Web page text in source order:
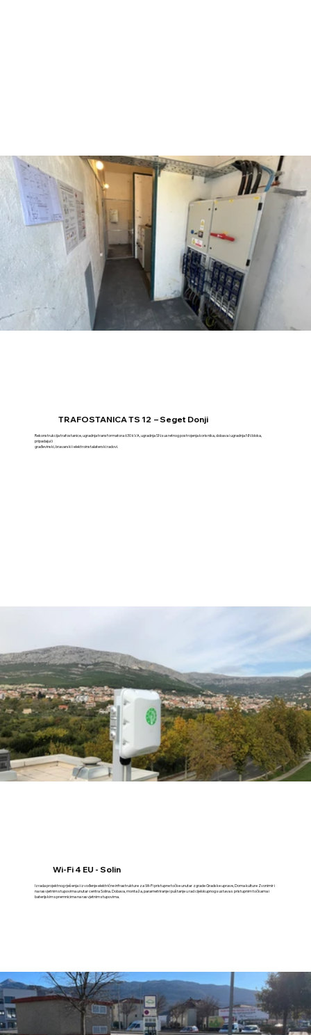
TRAFOSTANICA TS 12 – Seget Donji
Rekonstrukcija trafostanice, ugradnja transformatora 630 kVA, ugradnja SN susretnog postrojenja korisnika, dobava i ugradnja NN bloka,
pripadajući
građevinski, bravarski i elektroinstalaterski radovi.
Wi-Fi 4 EU - Solin
Izrada projektnog rješenja i izvođenje električne infrastrukture za Wi-Fi pristupne točke unutar zgrade Gradske uprave, Doma kulture Zvonimir i
na rasvjetnim stupovima unutar centra Solina. Dobava, montaža, parametriranje i puštanje u rad cijelokupnog sustava s pristupnim točkama i
baterijskim spremnicima na rasvjetnim stupovima.